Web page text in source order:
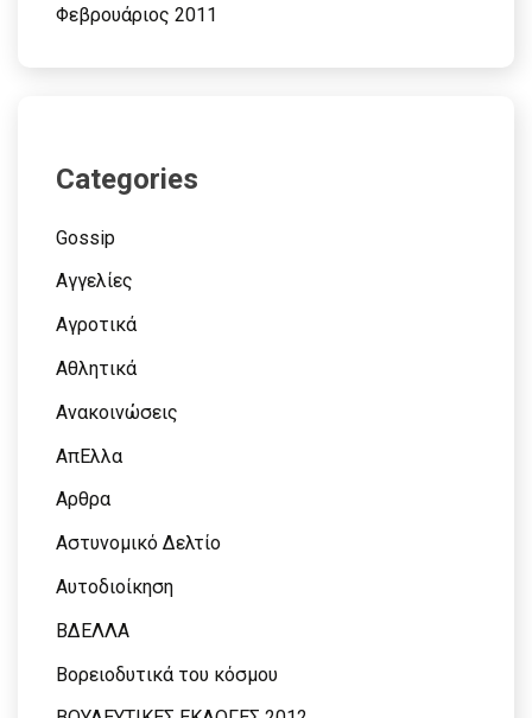
Φεβρουάριος 2011
Categories
Gossip
Αγγελίες
Αγροτικά
Αθλητικά
Ανακοινώσεις
ΑπΕλλα
Αρθρα
Αστυνομικό Δελτίο
Αυτοδιοίκηση
ΒΔΕΛΛΑ
Βορειοδυτικά του κόσμου